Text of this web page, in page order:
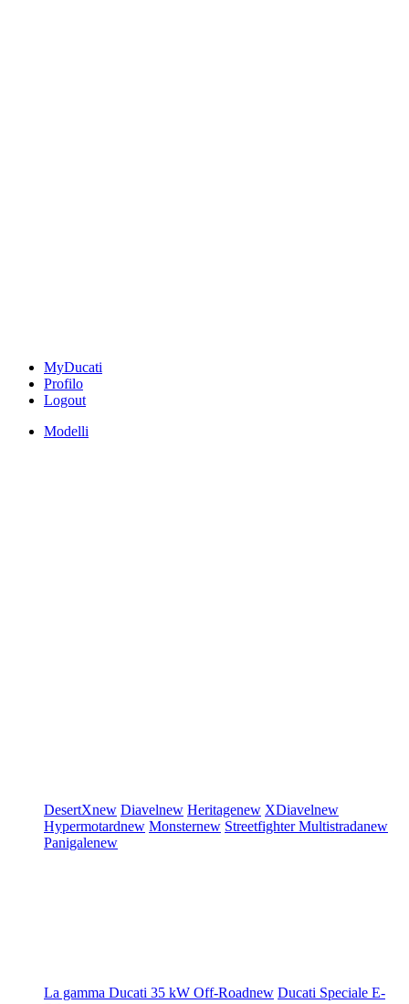
MyDucati
Profilo
Logout
Modelli
DesertXnew Diavelnew Heritagenew XDiavelnew
Hypermotardnew Monsternew StreetfighterMultistradanew
Panigalenew
La gamma Ducati 35 kW Off-Roadnew Ducati Speciale E-